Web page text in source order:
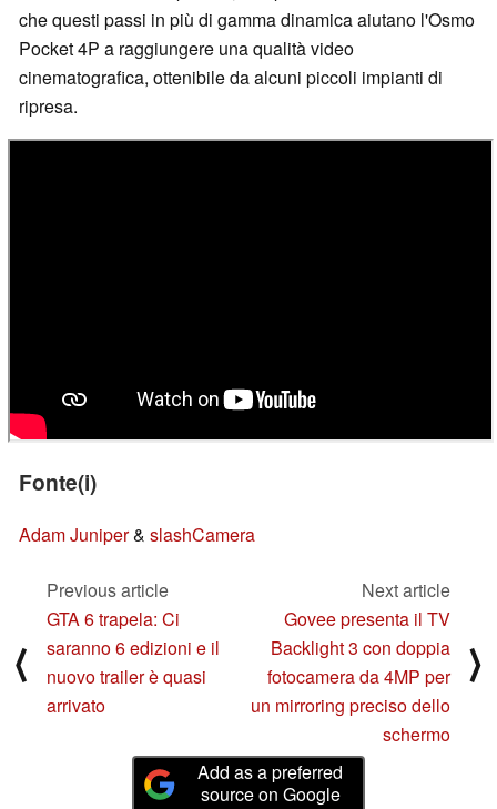
che questi passi in più di gamma dinamica aiutano l'Osmo
Pocket 4P a raggiungere una qualità video
cinematografica, ottenibile da alcuni piccoli impianti di
ripresa.
Fonte(i)
Adam Juniper& slashCamera
⟨
Previous article
GTA 6 trapela: Ci
saranno 6 edizioni e il
nuovo trailer è quasi
arrivato
Next article
Govee presenta il TV
Backlight 3 con doppia
fotocamera da 4MP per
un mirroring preciso dello
schermo
⟩
Add as a preferred
source on Google